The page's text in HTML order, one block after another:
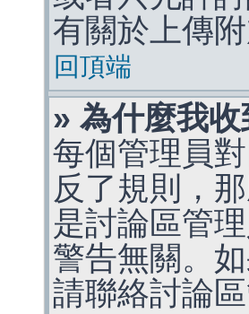
有關於上傳
回頂端
» 為什麼我
每個管理員
反了規則，
是討論區管
警告無關。
請聯絡討論區